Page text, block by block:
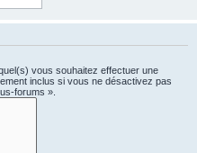
vous souhaitez effectuer une
inclus si vous ne désactivez pas
forums ».